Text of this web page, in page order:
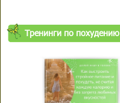
Тренинги по похудению